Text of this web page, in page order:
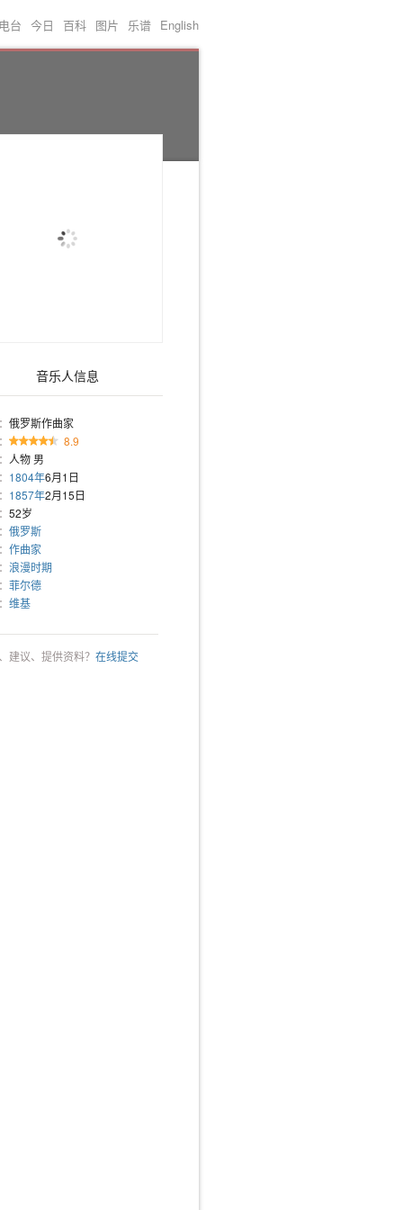
电台 今日 百科 图片 乐谱 English
音乐人信息
俄罗斯作曲家
8.9
人物 男
1804年6月1日
1857年2月15日
52岁
俄罗斯
作曲家
浪漫时期
菲尔德
维基
建议、提供资料？ 在线提交